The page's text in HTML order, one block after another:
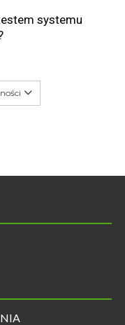
systemu